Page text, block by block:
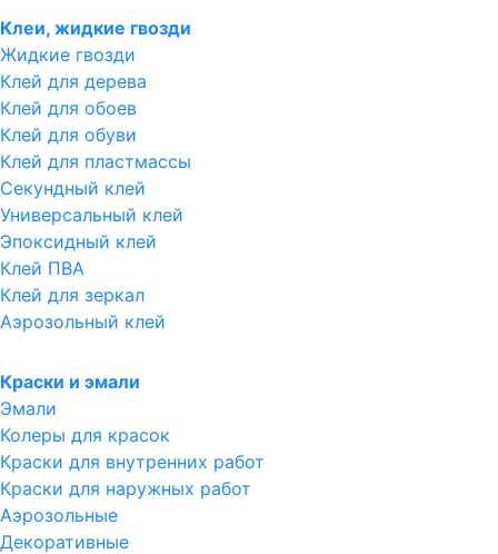
Клеи, жидкие гвозди
Жидкие гвозди
Клей для дерева
Клей для обоев
Клей для обуви
Клей для пластмассы
Секундный клей
Универсальный клей
Эпоксидный клей
Клей ПВА
Клей для зеркал
Аэрозольный клей
Краски и эмали
Эмали
Колеры для красок
Краски для внутренних работ
Краски для наружных работ
Аэрозольные
Декоративные